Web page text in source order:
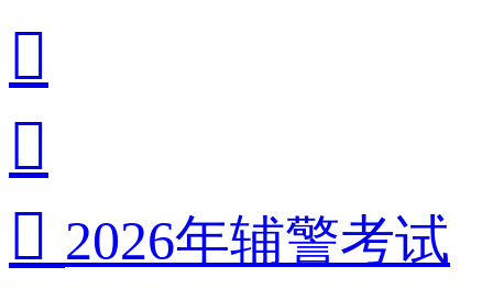


 2026年辅警考试